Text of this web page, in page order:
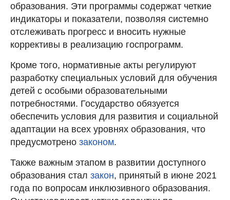
образования. Эти программы содержат четкие
индикаторы и показатели, позволяя системно
отслеживать прогресс и вносить нужные
коррективы в реализацию госпрограмм.
Кроме того, нормативные акты регулируют
разработку специальных условий для обучения
детей с особыми образовательными
потребностями. Государство обязуется
обеспечить условия для развития и социальной
адаптации на всех уровнях образования, что
предусмотрено законом.
Также важным этапом в развитии доступного
образования стал закон, принятый в июне 2021
года по вопросам инклюзивного образования.